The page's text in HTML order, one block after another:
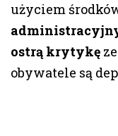
użyciem
ostrą krytykę
obywatele są